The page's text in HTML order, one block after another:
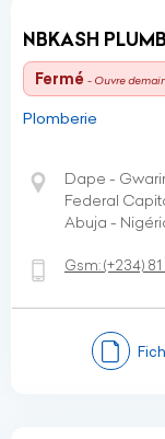
NBKASH
Fermé - Ouvre
Plomberie
Dape -
Federal
Abuja -
Gsm:(+234)